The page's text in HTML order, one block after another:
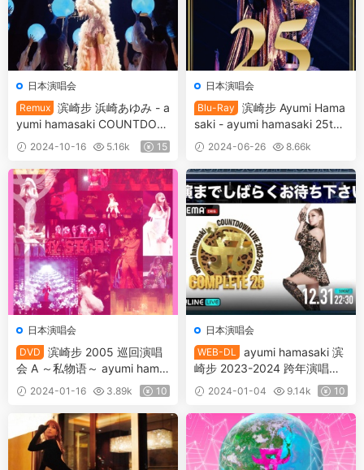
日本演唱会
Remux 滨崎步 浜崎あゆみ - a
yumi hamasaki COUNTDOW
N LIVE 2023-2024 A ~A CO
MPLETE 25~ 2024 [Remux
MKV 36.3GB]
2024-10-16 5.16k 15
日本演唱会
Blu-Ray
滨崎步 Ayumi Hama
saki - ayumi hamasaki 25th
Anniversary LIVE 2023 [BDIS
O 40.5GB]
2024-06-26
8.66k
日本演唱会
DVD
滨崎步 2005 巡回演唱
会 A ～私物语～ ayumi hama
saki ARENA TOUR 2005 A ～
MY STORY～[2DVD ISO 10
2024-01-16 3.89k 10
日本演唱会
WEB-DL ayumi hamasaki 滨
崎步 2023-2024 跨年演唱会
[WEB-DL MKV 10.3GB]
2024-01-04 9.14k 10